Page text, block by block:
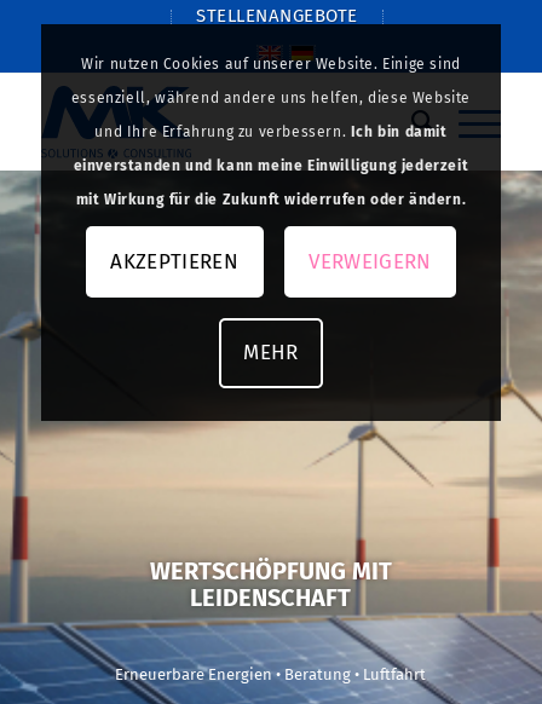
STELLENANGEBOTE
WERTSCHÖPFUNG MIT
LEIDENSCHAFT
Erneuerbare Energien • Beratung • Luftfahrt
Wir nutzen Cookies auf unserer Website. Einige sind
essenziell, während andere uns helfen, diese Website
und Ihre Erfahrung zu verbessern. Ich bin damit
einverstanden und kann meine Einwilligung jederzeit
mit Wirkung für die Zukunft widerrufen oder ändern.
AKZEPTIEREN VERWEIGERN
MEHR